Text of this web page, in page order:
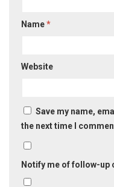
Name*
Website
Save my name,
the next time I
Notify me of follow-up